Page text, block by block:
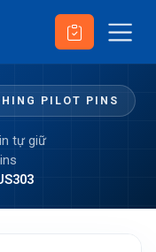
PILOT PINS
tự giữ